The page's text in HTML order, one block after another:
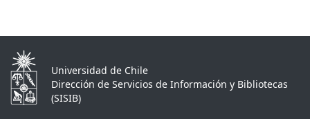
Universidad de Chile
Dirección de Servicios de Información y Bibliotecas
(SISIB)